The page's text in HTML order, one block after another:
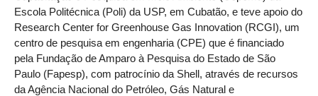
Escola Politécnica (Poli) da USP, em Cubatão, e teve apoio do
Research Center for Greenhouse Gas Innovation (RCGI), um
centro de pesquisa em engenharia (CPE) que é financiado
pela Fundação de Amparo à Pesquisa do Estado de São
Paulo (Fapesp), com patrocínio da Shell, através de recursos
da Agência Nacional do Petróleo, Gás Natural e